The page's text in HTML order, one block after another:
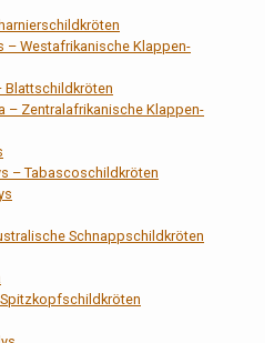
– Westafrikanische Klappen-
Blattschildkröten
– Zentralafrikanische Klappen-
– Tabascoschildkröten
Schnappschildkröten